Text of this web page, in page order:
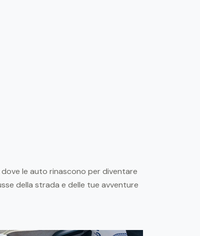
le auto rinascono per diventare
della strada e delle tue avventure